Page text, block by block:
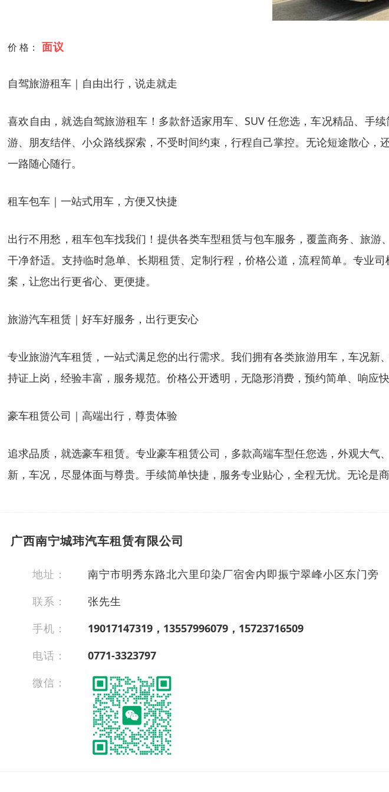
价 格： 面议
自驾旅游租车｜自由出行，说走就走
喜欢自由，就选自驾旅游租车！多款舒适家用车、SUV 任您选，车况精品、手
游、朋友结伴、小众路线探索，不受时间约束，行程自己掌控。无论短途散心
一路随心随行。
租车包车｜一站式用车，方便又快捷
出行不用愁，租车包车找我们！提供各类车型租赁与包车服务，覆盖商务、旅
干净舒适。支持临时急单、长期租赁、定制行程，价格公道，流程简单。专业
案，让您出行更省心、更便捷。
旅游汽车租赁｜好车好服务，出行更安心
专业旅游汽车租赁，一站式满足您的出行需求。我们拥有各类旅游用车，车况
持证上岗，经验丰富，服务规范。价格公开透明，无隐形消费，预约简单、响应
豪车租赁公司｜高端出行，尊贵体验
追求品质，就选豪车租赁。专业豪车租赁公司，多款高端车型任您选，外观大
新，车况，尽显体面与尊贵。手续简单快捷，服务专业贴心，全程无忧。无论是
广西南宁城玮汽车租赁有限公司
地址：
南宁市明秀东路北六里印染厂宿舍内即振宁翠峰小区东门旁
联系：
张先生
手机：
19017147319，13557996079，15723716509
电话：
0771-3323797
微信：